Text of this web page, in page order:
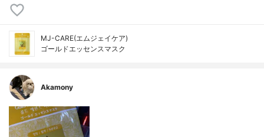
MJ-CARE(エムジェイケア)
ゴールドエッセンスマスク
Akamony